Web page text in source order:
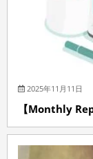
2025年11月11日
【Monthly